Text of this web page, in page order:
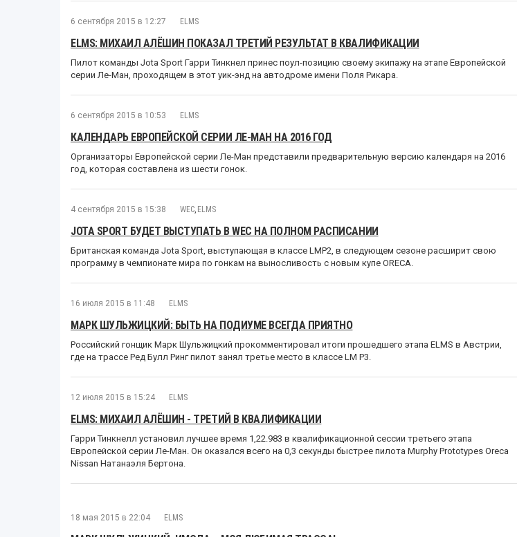
6 сентября 2015 в 12:27 ELMS
ELMS: МИХАИЛ АЛЁШИН ПОКАЗАЛ ТРЕТИЙ РЕЗУЛЬТАТ В КВАЛИФИКАЦИИ
Пилот команды Jota Sport Гарри Тинкнел принес поул-позицию своему экипажу на этапе Европейской
серии Ле-Ман, проходящем в этот уик-энд на автодроме имени Поля Рикара.
6 сентября 2015 в 10:53 ELMS
КАЛЕНДАРЬ ЕВРОПЕЙСКОЙ СЕРИИ ЛЕ-МАН НА 2016 ГОД
Организаторы Европейской серии Ле-Ман представили предварительную версию календаря на 2016
год, которая составлена из шести гонок.
4 сентября 2015 в 15:38 WEC, ELMS
JOTA SPORT БУДЕТ ВЫСТУПАТЬ В WEC НА ПОЛНОМ РАСПИСАНИИ
Британская команда Jota Sport, выступающая в классе LMP2, в следующем сезоне расширит свою
программу в чемпионате мира по гонкам на выносливость c новым купе ORECA.
16 июля 2015 в 11:48 ELMS
МАРК ШУЛЬЖИЦКИЙ: БЫТЬ НА ПОДИУМЕ ВСЕГДА ПРИЯТНО
Российский гонщик Марк Шульжицкий прокомментировал итоги прошедшего этапа ELMS в Австрии,
где на трассе Ред Булл Ринг пилот занял третье место в классе LM P3.
12 июля 2015 в 15:24 ELMS
ELMS: МИХАИЛ АЛЁШИН - ТРЕТИЙ В КВАЛИФИКАЦИИ
Гарри Тинкнелл установил лучшее время 1,22.983 в квалификационной сессии третьего этапа
Европейской серии Ле-Ман. Он оказался всего на 0,3 секунды быстрее пилота Murphy Prototypes Oreca
Nissan Натанаэля Бертона.
18 мая 2015 в 22:04 ELMS